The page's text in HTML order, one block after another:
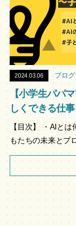
2024.03.06 プロ
【小学生パパ
しくできる仕
【目次】 ・AIと
もたちの未来とプ